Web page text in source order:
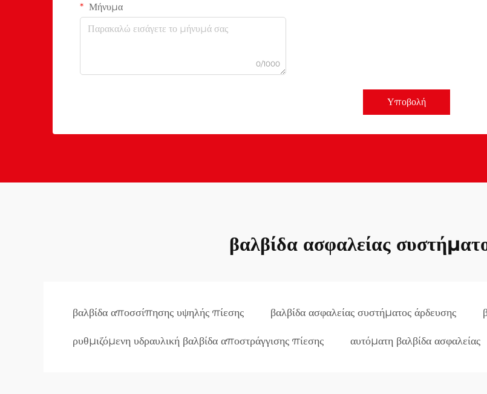
Μήνυμα
0/1000
Υποβολή
βαλβίδα ασφαλείας
βαλβίδα αποσσίπησης υψηλής πίεσης βαλβίδα ασφαλείας συστήματος άρδευσης
ρυθμιζόμενη υδραυλική βαλβίδα αποστράγγισης πίεσης αυτόματη βαλβίδα ασφαλείας